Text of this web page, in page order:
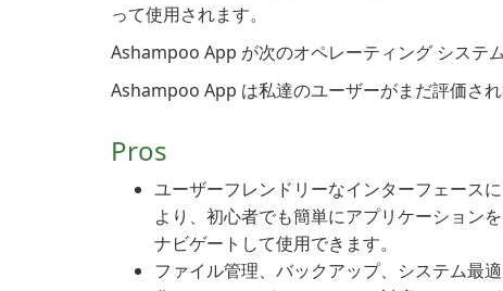
って使用されます。
Ashampoo App が次のオペレーティング システ
Ashampoo App は私達のユーザーがまだ評価され
Pros
ユーザーフレンドリーなインターフェースに
より、初心者でも簡単にアプリケーションを
ナビゲートして使用できます。
ファイル管理、バックアップ、システム最適